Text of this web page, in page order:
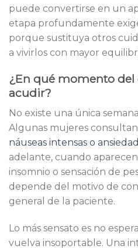
puede convertirse en un
etapa profundamente
porque sustituya otros
a vivirlos con mayor
¿En qué momento
acudir?
No existe una única
Algunas mujeres
náuseas intensas o ansiedad
adelante, cuando
insomnio o sensación de
depende del motivo de
general de la paciente.
Lo más sensato es no
vuelva insoportable. Una